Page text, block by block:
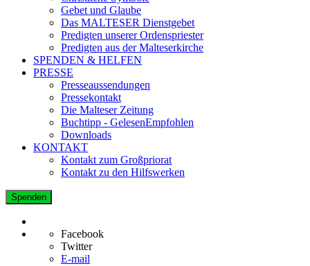
Gebet und Glaube
Das MALTESER Dienstgebet
Predigten unserer Ordenspriester
Predigten aus der Malteserkirche
SPENDEN & HELFEN
PRESSE
Presseaussendungen
Pressekontakt
Die Malteser Zeitung
Buchtipp - GelesenEmpfohlen
Downloads
KONTAKT
Kontakt zum Großpriorat
Kontakt zu den Hilfswerken
Spenden
Facebook
Twitter
E-mail